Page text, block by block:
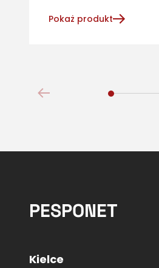
Pokaż produkt
PESPONET
Kielce